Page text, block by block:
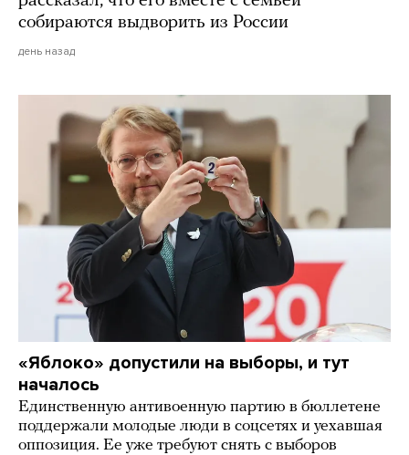
собираются выдворить из России
день назад
«Яблоко» допустили на выборы, и тут
началось
Единственную антивоенную партию в бюллетене
поддержали молодые люди в соцсетях и уехавшая
оппозиция. Ее уже требуют снять с выборов